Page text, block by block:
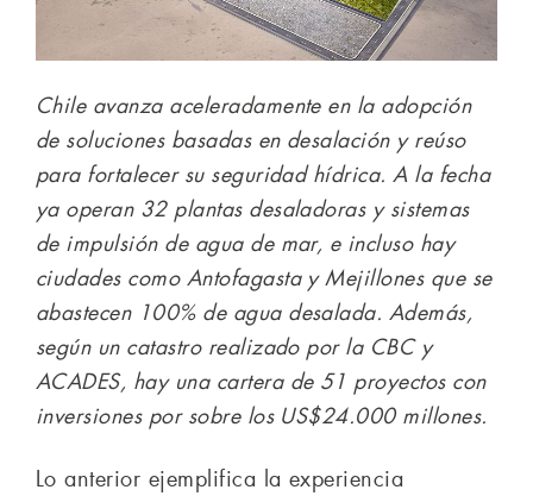
Chile avanza aceleradamente en la adopción
de soluciones basadas en desalación y reúso
para fortalecer su seguridad hídrica. A la fecha
ya operan 32 plantas desaladoras y sistemas
de impulsión de agua de mar, e incluso hay
ciudades como Antofagasta y Mejillones que se
abastecen 100% de agua desalada. Además,
según un catastro realizado por la CBC y
ACADES, hay una cartera de 51 proyectos con
inversiones por sobre los US$24.000 millones.
Lo anterior ejemplifica la experiencia